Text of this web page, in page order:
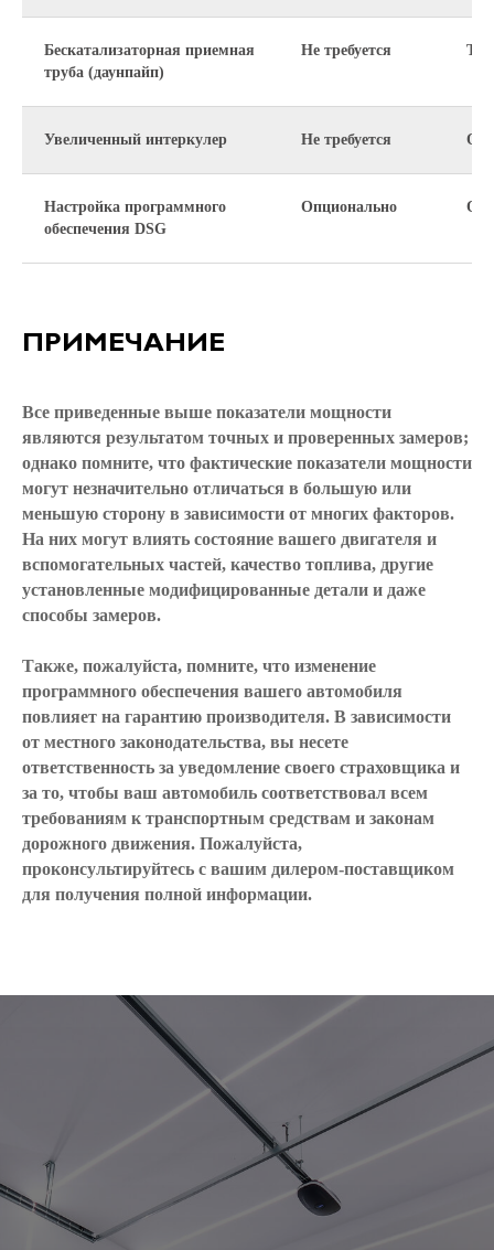
Бескатализаторная приемная
труба (даунпайп)
Не требуется
Увеличенный интеркулер Не требуется
Настройка программного
обеспечения DSG
Опционально
ПРИМЕЧАНИЕ
Все приведенные выше показатели мощности
являются результатом точных и проверенных замеров;
однако помните, что фактические показатели мощности
могут незначительно отличаться в большую или
меньшую сторону в зависимости от многих факторов.
На них могут влиять состояние вашего двигателя и
вспомогательных частей, качество топлива, другие
установленные модифицированные детали и даже
способы замеров.
Также, пожалуйста, помните, что изменение
программного обеспечения вашего автомобиля
повлияет на гарантию производителя. В зависимости
от местного законодательства, вы несете
ответственность за уведомление своего страховщика и
за то, чтобы ваш автомобиль соответствовал всем
требованиям к транспортным средствам и законам
дорожного движения. Пожалуйста,
проконсультируйтесь с вашим дилером-поставщиком
для получения полной информации.